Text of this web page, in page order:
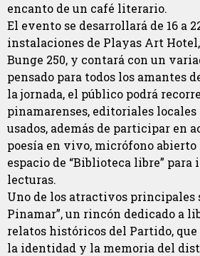
encanto de un café literario.
El evento se desarrollará de 16 a
instalaciones de Playas Art
Bunge 250, y contará con un
pensado para todos los amantes
la jornada, el público podrá
pinamarenses, editoriales
usados, además de participar en
poesía en vivo, micrófono
espacio de “Biblioteca libre”
lecturas.
Uno de los atractivos principales
Pinamar”, un rincón dedicado a
relatos históricos del Partido,
la identidad y la memoria del